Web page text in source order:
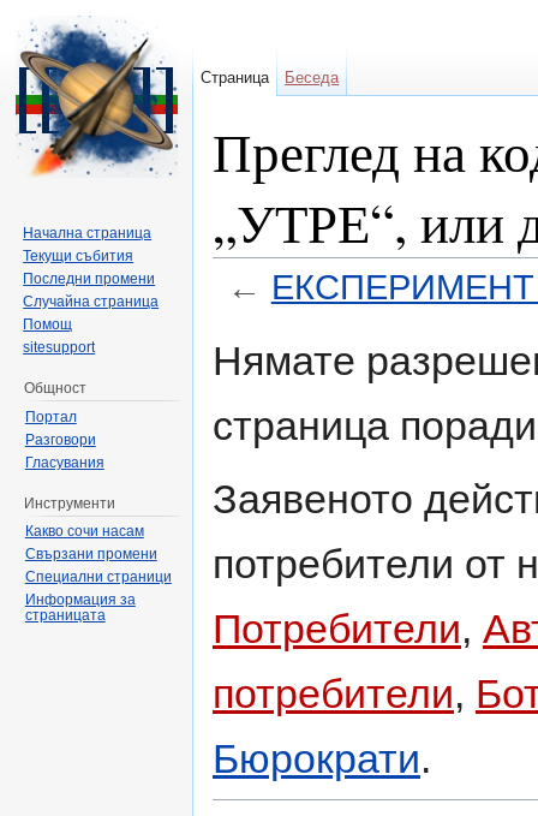
Преглед на
„УТРЕ“, или
← ЕКСПЕРИМЕНТ
Нямате
страница
Заявеното
потребители от
Потребители,
потребители,
Бюрократи.
Страница Беседа
Начална страница
Текущи събития
Последни промени
Случайна страница
Помощ
sitesupport
Общност
Портал
Разговори
Гласувания
Инструменти
Какво сочи насам
Свързани промени
Специални страници
Информация за
страницата